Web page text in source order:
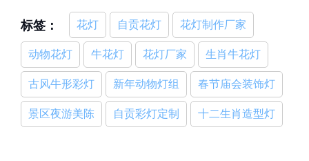
标签： 花灯 自贡花灯 花灯制作厂家
动物花灯 牛花灯 花灯厂家 生肖牛花灯
古风牛形彩灯 新年动物灯组 春节庙会装饰灯
景区夜游美陈 自贡彩灯定制 十二生肖造型灯